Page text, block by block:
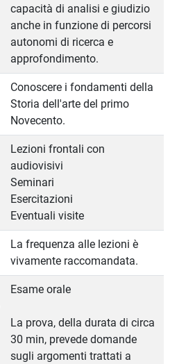
capacità di analisi e giudizio
anche in funzione di percorsi
autonomi di ricerca e
approfondimento.
Conoscere i fondamenti della
Storia dell'arte del primo
Novecento.
Lezioni frontali con
audiovisivi
Seminari
Esercitazioni
Eventuali visite
La frequenza alle lezioni è
vivamente raccomandata.
Esame orale
La prova, della durata di circa
30 min, prevede domande
sugli argomenti trattati a